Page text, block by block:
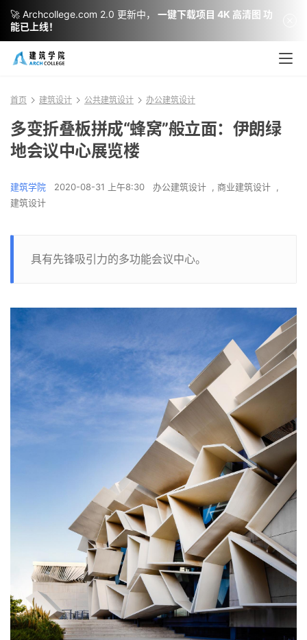
首页 建筑设计 公共建筑设计 办公建筑设计
多变折叠板拼成“蜂窝”般立面：伊朗绿
地会议中心展览楼
建筑学院 2020-08-31 上午8:30 办公建筑设计 , 商业建筑设计 ,
建筑设计
具有先锋吸引力的多功能会议中心。
🚀 Archcollege.com 2.0 更新中，
一键下载项目 4K 高清图 功
能已上线！